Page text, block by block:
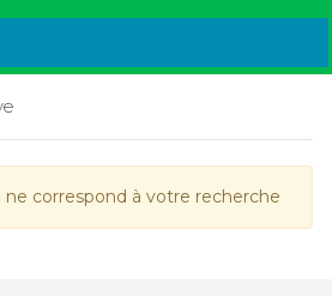
correspond à votre recherche